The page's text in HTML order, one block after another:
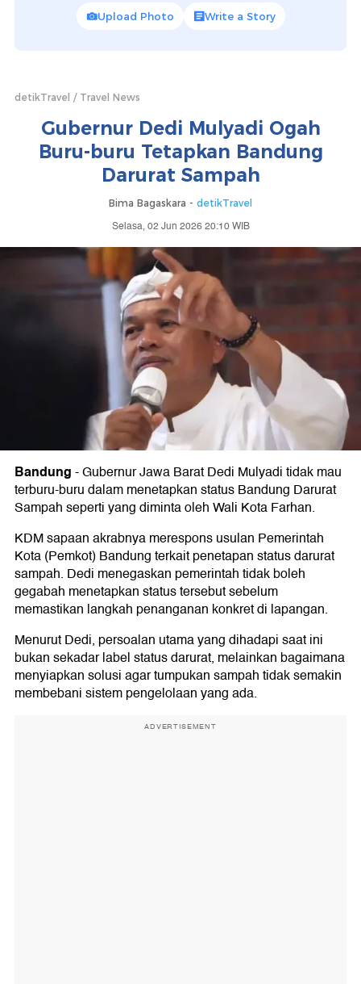
Upload Photo Write a Story
detikTravel Travel News
Gubernur Dedi Mulyadi Ogah
Buru-buru Tetapkan Bandung
Darurat Sampah
Bima Bagaskara - detikTravel
Selasa, 02 Jun 2026 20:10 WIB
Bandung-Gubernur Jawa Barat Dedi Mulyadi tidak mau
terburu-buru dalam menetapkan status Bandung Darurat
Sampah seperti yang diminta oleh Wali Kota Farhan.
KDM sapaan akrabnya merespons usulan Pemerintah
Kota (Pemkot) Bandung terkait penetapan status darurat
sampah. Dedi menegaskan pemerintah tidak boleh
gegabah menetapkan status tersebut sebelum
memastikan langkah penanganan konkret di lapangan.
Menurut Dedi, persoalan utama yang dihadapi saat ini
bukan sekadar label status darurat, melainkan bagaimana
menyiapkan solusi agar tumpukan sampah tidak semakin
membebani sistem pengelolaan yang ada.
ADVERTISEMENT